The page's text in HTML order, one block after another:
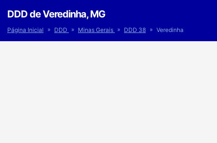
DDD de Veredinha, MG
Página Inicial » DDD » Minas Gerais » DDD 38 » Veredinha